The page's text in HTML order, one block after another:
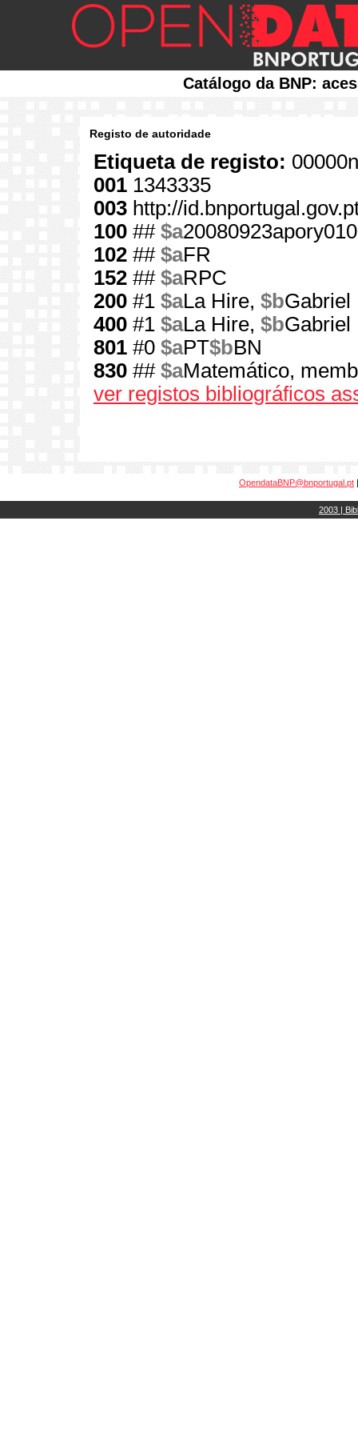
Catálogo da BNP:
Registo de autoridade
Etiqueta de registo:
001 1343335
003 http://
100 ## $a
102 ## $aFR
152 ## $aRPC
200 #1 $aLa Hire, $b
400 #1 $aLa Hire, $bGabriel
801 #0 $aPT$bBN
830 ## $aMatemático,
ver registos bibliográficos
OpendataBNP@bnportugal.pt
2003 |